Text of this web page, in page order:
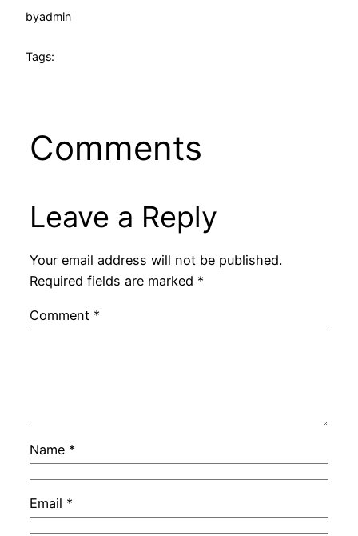
byadmin
Tags:
Comments
Leave a Reply
Your email address will not be published.
Required fields are marked *
Comment *
Name *
Email *